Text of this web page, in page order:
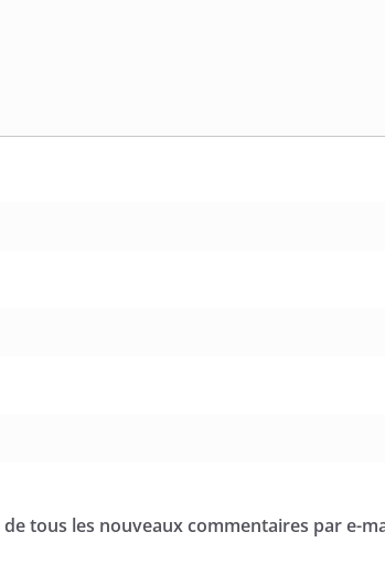
tous les nouveaux commentaires par e-